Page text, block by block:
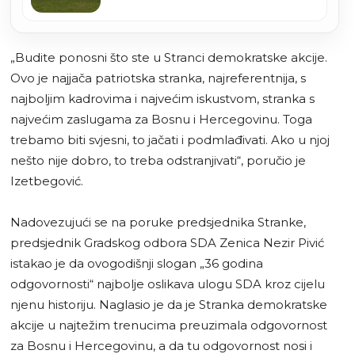
„Budite ponosni što ste u Stranci demokratske akcije.
Ovo je najjača patriotska stranka, najreferentnija, s
najboljim kadrovima i najvećim iskustvom, stranka s
najvećim zaslugama za Bosnu i Hercegovinu. Toga
trebamo biti svjesni, to jačati i podmlađivati. Ako u njoj
nešto nije dobro, to treba odstranjivati“, poručio je
Izetbegović.
Nadovezujući se na poruke predsjednika Stranke,
predsjednik Gradskog odbora SDA Zenica Nezir Pivić
istakao je da ovogodišnji slogan „36 godina
odgovornosti“ najbolje oslikava ulogu SDA kroz cijelu
njenu historiju. Naglasio je da je Stranka demokratske
akcije u najtežim trenucima preuzimala odgovornost
za Bosnu i Hercegovinu, a da tu odgovornost nosi i